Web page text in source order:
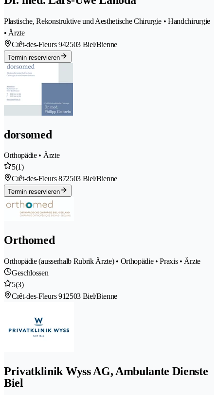
Plastische, Rekonstruktive und Aesthetische Chirurgie • Handchirurgie
• Ärzte
Crêt-des-Fleurs 942503 Biel/Bienne
Termin reservieren
dorsomed
Orthopädie • Ärzte
5(1)
Crêt-des-Fleurs 872503 Biel/Bienne
Termin reservieren
Orthomed
Orthopädie (ausserhalb Rubrik Ärzte) • Orthopädie • Praxis • Ärzte
Geschlossen
5(3)
Crêt-des-Fleurs 912503 Biel/Bienne
Privatklinik Wyss AG, Ambulante Dienste
Biel